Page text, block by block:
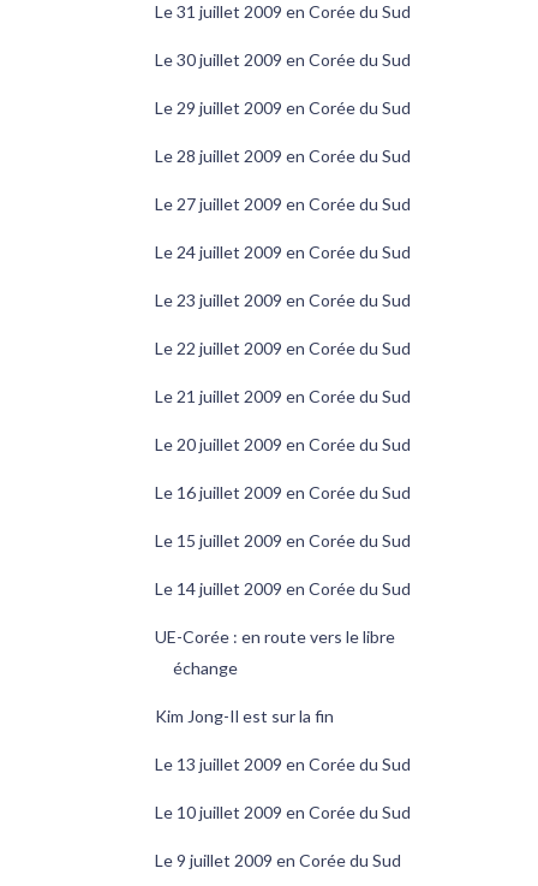
Le 31 juillet 2009 en Corée du Sud
Le 30 juillet 2009 en Corée du Sud
Le 29 juillet 2009 en Corée du Sud
Le 28 juillet 2009 en Corée du Sud
Le 27 juillet 2009 en Corée du Sud
Le 24 juillet 2009 en Corée du Sud
Le 23 juillet 2009 en Corée du Sud
Le 22 juillet 2009 en Corée du Sud
Le 21 juillet 2009 en Corée du Sud
Le 20 juillet 2009 en Corée du Sud
Le 16 juillet 2009 en Corée du Sud
Le 15 juillet 2009 en Corée du Sud
Le 14 juillet 2009 en Corée du Sud
UE-Corée : en route vers le libre
échange
Kim Jong-Il est sur la fin
Le 13 juillet 2009 en Corée du Sud
Le 10 juillet 2009 en Corée du Sud
Le 9 juillet 2009 en Corée du Sud